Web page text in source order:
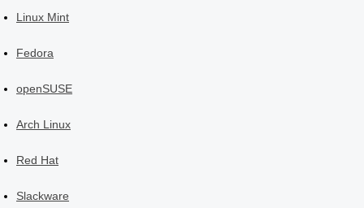
Linux Mint
Fedora
openSUSE
Arch Linux
Red Hat
Slackware